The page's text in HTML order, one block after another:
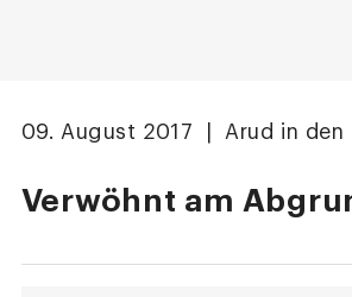
09. August 2017 | Arud in den
Verwöhnt am